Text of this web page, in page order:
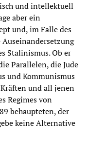
und intellektuell
aber ein
und, im Falle des
Stalinismus. Ob er
Parallelen, die Jude
und Kommunismus
und all jenen
Regimes von
behaupteten, der
keine Alternative